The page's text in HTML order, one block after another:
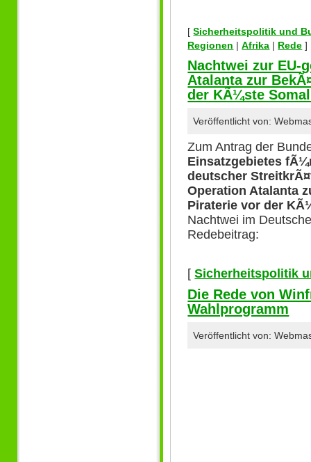
[Sicherheitspolitik und
Regionen |Afrika | Rede ]
Nachtwei zur EU-
Atalanta zur
der KÃ¼ste
Veröffentlicht von:
Zum Antrag der
Einsatzgebietes
deutscher
Operation Atalanta
Piraterie vor der
Nachtwei im
Redebeitrag:
[Sicherheitspolitik
Die Rede von
Wahlprogramm
Veröffentlicht von: